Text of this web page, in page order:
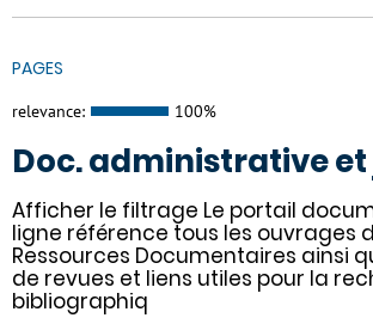
PAGES
relevance: 100%
Doc. administrative
Afficher le filtrage Le portail
ligne référence tous les ouvrages
Ressources Documentaires ainsi
de revues et liens utiles pour la
bibliographiq